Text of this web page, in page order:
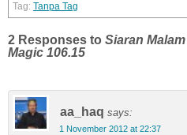
Tanpa Tag
2 Responses to Siaran
Magic 106.15
aa_haq says:
1 November 2012 at 22:37